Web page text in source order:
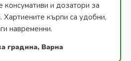
консумативи и дозатори за
Хартиените кърпи са удобни,
навременни.
градина, Варна